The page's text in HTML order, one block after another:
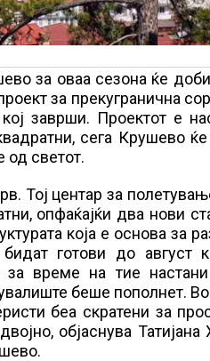
за оваа сезона ќе
за прекугранична
заврши. Проектот е
сега Крушево
од светот.
Тој центар за
опфаќајќи два нови
која е основа за
готови до август
за време на тие
беше пополнет.
беа скратени за
објаснува Татијана